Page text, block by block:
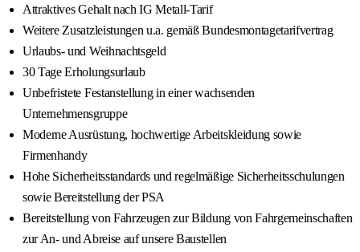
Attraktives Gehalt nach IG Metall-Tarif
Weitere Zusatzleistungen u.a. gemäß Bundesmontagetarifvertrag
Urlaubs- und Weihnachtsgeld
30 Tage Erholungsurlaub
Unbefristete Festanstellung in einer wachsenden
Unternehmensgruppe
Moderne Ausrüstung, hochwertige Arbeitskleidung sowie
Firmenhandy
Hohe Sicherheitsstandards und regelmäßige Sicherheitsschulungen
sowie Bereitstellung der PSA
Bereitstellung von Fahrzeugen zur Bildung von Fahrgemeinschaften
zur An- und Abreise auf unsere Baustellen